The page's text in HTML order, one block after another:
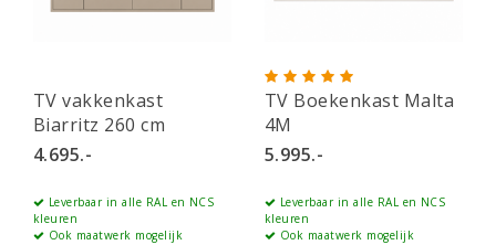
TV vakkenkast
Biarritz 260 cm
4.695.-
Leverbaar in alle RAL en NCS
kleuren
Ook maatwerk mogelijk
TV Boekenkast Malta
4M
5.995.-
Leverbaar in alle RAL en NCS
kleuren
Ook maatwerk mogelijk